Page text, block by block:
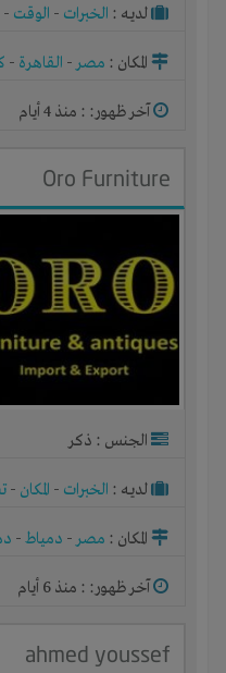
لديـه : الخبرات - الوقت -
المكان : مصر- القاهرة -
آخر ظهور: : منذ 4 أيام
Oro Furniture
الجنس : ذكر
لديـه : الخبرات - المكان -
المكان : مصر- دمياط-
آخر ظهور: : منذ 6 أيام
ahmed youssef